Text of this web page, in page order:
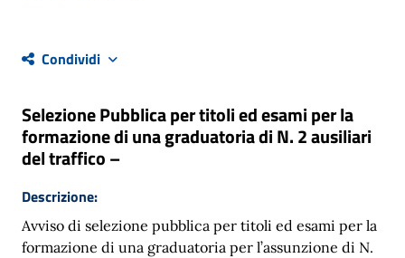
Condividi
Selezione Pubblica per titoli ed esami per la
formazione di una graduatoria di N. 2 ausiliari
del traffico –
Descrizione:
Avviso di selezione pubblica per titoli ed esami per la
formazione di una graduatoria per l’assunzione di N.